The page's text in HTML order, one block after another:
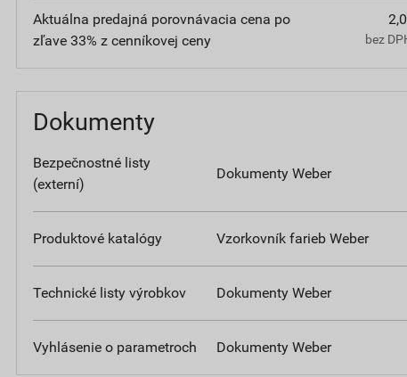
Aktuálna predajná porovnávacia cena po
zľave 33% z cenníkovej ceny
bez
Dokumenty
Bezpečnostné listy
(externí)
Dokumenty Weber
Produktové katalógy Vzorkovník farieb Weber
Technické listy výrobkov Dokumenty Weber
Vyhlásenie o parametroch Dokumenty Weber